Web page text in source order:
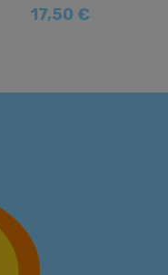
17,50 €